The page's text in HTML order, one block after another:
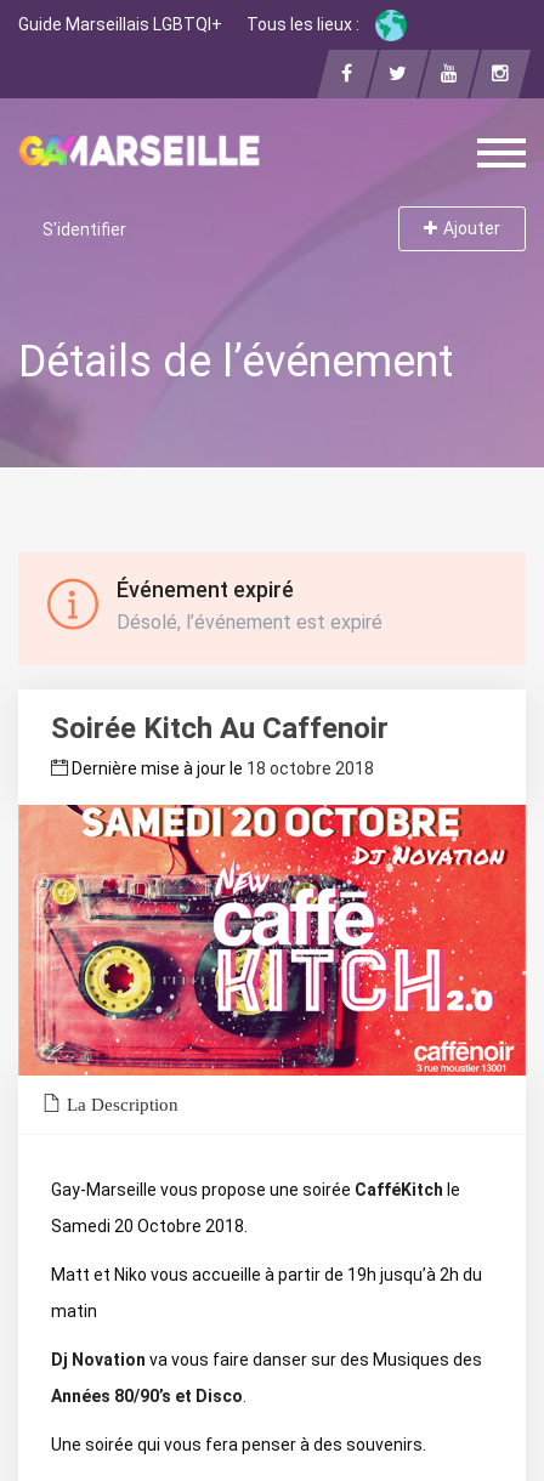
Guide Marseillais LGBTQI+ Tous les lieux :
S'identifier Ajouter
Détails de l’événement
Événement expiré
Désolé, l’événement est expiré
Soirée Kitch Au Caffenoir
Dernière mise à jour le 18 octobre 2018
La Description
Gay-Marseille vous propose une soirée CafféKitch le
Samedi 20 Octobre 2018.
Matt et Niko vous accueille à partir de 19h jusqu’à 2h du
matin
Dj Novation va vous faire danser sur des Musiques des
Années 80/90’s et Disco
Une soirée qui vous fera penser à des souvenirs.